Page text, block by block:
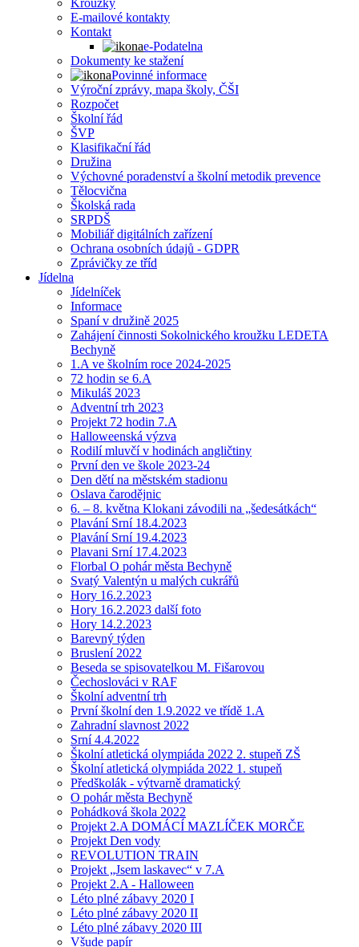
Kroužky
E-mailové kontakty
Kontakt
e-Podatelna
Dokumenty ke stažení
Povinné informace
Výroční zprávy, mapa školy, ČŠI
Rozpočet
Školní řád
ŠVP
Klasifikační řád
Družina
Výchovné poradenství a školní metodik prevence
Tělocvična
Školská rada
SRPDŠ
Mobiliář digitálních zařízení
Ochrana osobních údajů - GDPR
Zprávičky ze tříd
Jídelna
Jídelníček
Informace
Spaní v družině 2025
Zahájení činnosti Sokolnického kroužku LEDETA
Bechyně
1.A ve školním roce 2024-2025
72 hodin se 6.A
Mikuláš 2023
Adventní trh 2023
Projekt 72 hodin 7.A
Halloweenská výzva
Rodilí mluvčí v hodinách angličtiny
První den ve škole 2023-24
Den dětí na městském stadionu
Oslava čarodějnic
6. – 8. května Klokani závodili na „šedesátkách“
Plavání Srní 18.4.2023
Plavání Srní 19.4.2023
Plavani Srní 17.4.2023
Florbal O pohár města Bechyně
Svatý Valentýn u malých cukrářů
Hory 16.2.2023
Hory 16.2.2023 další foto
Hory 14.2.2023
Barevný týden
Bruslení 2022
Beseda se spisovatelkou M. Fišarovou
Čechoslováci v RAF
Školní adventní trh
První školní den 1.9.2022 ve třídě 1.A
Zahradní slavnost 2022
Srní 4.4.2022
Školní atletická olympiáda 2022 2. stupeň ZŠ
Školní atletická olympiáda 2022 1. stupeň
Předškolák - výtvarně dramatický
O pohár města Bechyně
Pohádková škola 2022
Projekt 2.A DOMÁCÍ MAZLÍČEK MORČE
Projekt Den vody
REVOLUTION TRAIN
Projekt „Jsem laskavec“ v 7.A
Projekt 2.A - Halloween
Léto plné zábavy 2020 I
Léto plné zábavy 2020 II
Léto plné zábavy 2020 III
Všude papír